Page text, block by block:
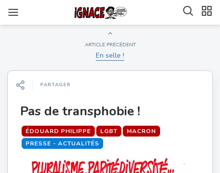
ARTICLE PRÉCÉDENT
En selle !
PARTAGER
Pas de transphobie !
ÉDOUARD PHILIPPE LGBT
MACRON
PRESSE - ACTUALITÉS